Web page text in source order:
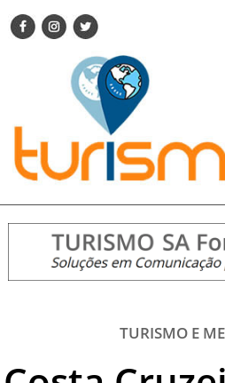
TURISMO SA FOR
DESTINOS
DESTINOS
CITY
TURISMO E
DICAS
VITRINE
ENCONTRE
TURISMO E